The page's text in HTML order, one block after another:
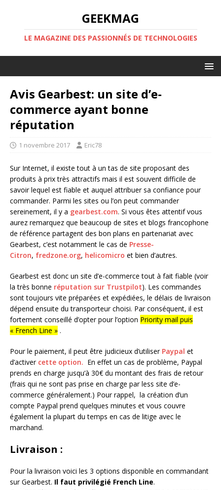
GEEKMAG
LE MAGAZINE DES PASSIONNÉS DE TECHNOLOGIES
Avis Gearbest: un site d’e-
commerce ayant bonne
réputation
1 novembre 2017 Eric78
Sur Internet, il existe tout à un tas de site proposant des
produits à prix très attractifs mais il est souvent difficile de
savoir lequel est fiable et auquel attribuer sa confiance pour
commander. Parmi les sites ou l’on peut commander
sereinement, il y a gearbest.com. Si vous êtes attentif vous
aurez remarquez que beaucoup de sites et blogs francophone
de référence partagent des bon plans en partenariat avec
Gearbest, c’est notamment le cas de Presse-
Citron, fredzone.org, helicomicro et bien d’autres.
Gearbest est donc un site d’e-commerce tout à fait fiable (voir
la très bonne réputation sur Trustpilot). Les commandes
sont toujours vite préparées et expédiées, le délais de livraison
dépend ensuite du transporteur choisi. Par conséquent, il est
fortement conseillé d’opter pour l’option Priority mail puis
« French Line » .
Pour le paiement, il peut être judicieux d’utiliser Paypal et
d’activer cette option. En effet un cas de problème, Paypal
prends en charge jusqu’à 30€ du montant des frais de retour
(frais qui ne sont pas prise en charge par less site d’e-
commerce généralement.) Pour rappel, la création d’un
compte Paypal prend quelques minutes et vous couvre
également la plupart du temps en cas de litige avec le
marchand.
Livraison :
Pour la livraison voici les 3 options disponible en commandant
sur Gearbest. Il faut privilégié French Line.